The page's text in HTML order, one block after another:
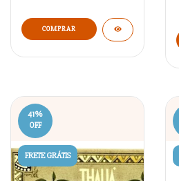
41%
OFF
FRETE GRÁTIS